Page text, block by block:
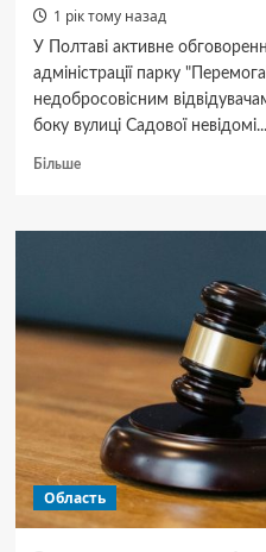
1 рік тому назад
У Полтаві активне
адміністрації парку
недобросовісним
боку вулиці Садової невідомі...
БільшеДокладніше
Полтаві
з
розпиває
алкоголь
у
парках
Область